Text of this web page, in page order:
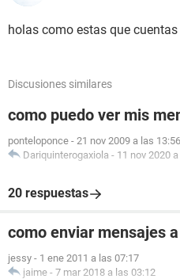
holas como estas que
Discusiones similares
como puedo ver mis
ponteloponce - 21 nov 2009 a las 13:56
Dariquinterogaxiola - 11 nov 2020
20 respuestas
como enviar mensajes
jessy - 1 ene 2011 a las 07:17
jaime - 7 mar 2018 a las 03:12